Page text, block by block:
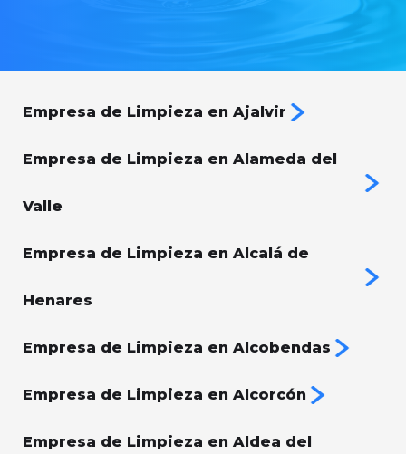
Empresa de Limpieza en Ajalvir
Empresa de Limpieza en Alameda del
Valle
Empresa de Limpieza en Alcalá de
Henares
Empresa de Limpieza en Alcobendas
Empresa de Limpieza en Alcorcón
Empresa de Limpieza en Aldea del